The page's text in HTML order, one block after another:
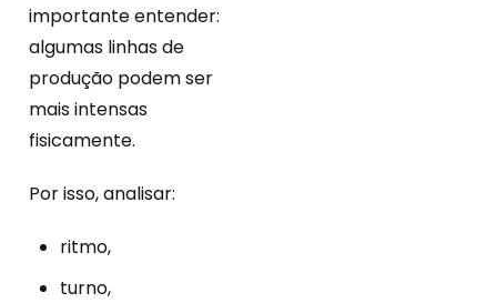
importante entender:
algumas linhas de
produção podem ser
mais intensas
fisicamente.
Por isso, analisar:
ritmo,
turno,